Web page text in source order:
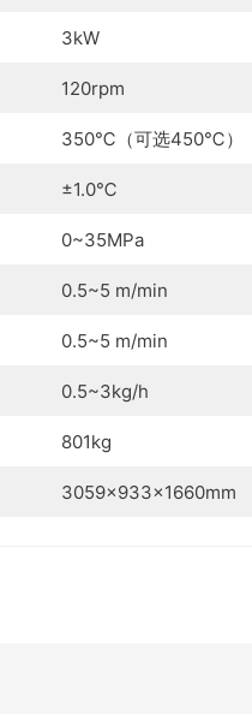
3kW
120rpm
350℃（可选450℃）
±1.0℃
0~35MPa
0.5~5 m/min
0.5~5 m/min
0.5~3kg/h
801kg
3059×933×1660mm